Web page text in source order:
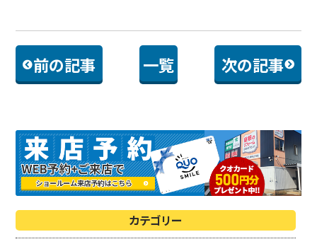
前の記事 一覧 次の記事
カテゴリー